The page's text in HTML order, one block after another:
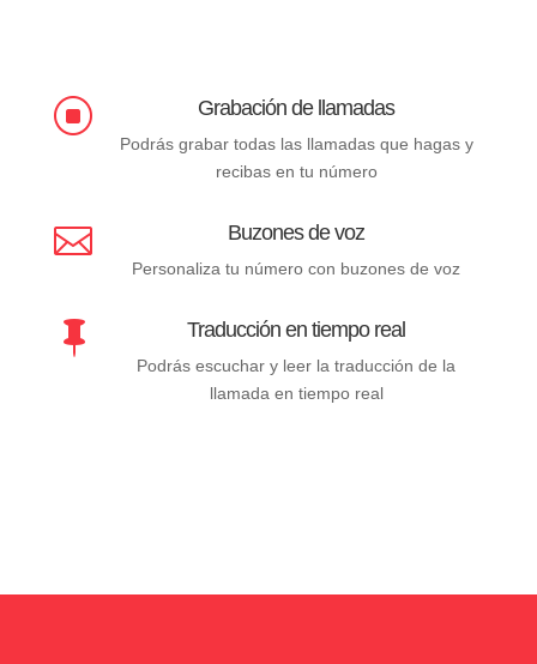
] Grabación de llamadas
Podrás grabar todas las llamadas que hagas y
recibas en tu número
 Buzones de voz
Personaliza tu número con buzones de voz
 Traducción en tiempo real
Podrás escuchar y leer la traducción de la
llamada en tiempo real